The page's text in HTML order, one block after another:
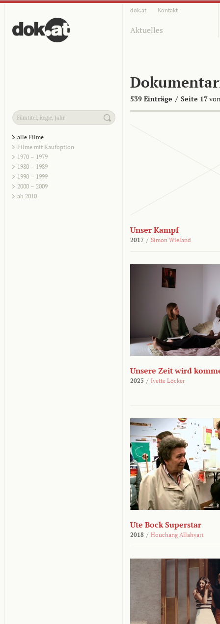
dok.at Kontakt
Aktuelles
539 Einträge / Seite 17
alle Filme
Filme mit Kaufoption
1970 – 1979
1980 – 1989
1990 – 1999
2000 – 2009
ab 2010
Unser Kampf
2017 / Simon Wieland
Unsere Zeit wird
2025 / Ivette Löcker
Ute Bock Superstar
2018 / Houchang Allahyari